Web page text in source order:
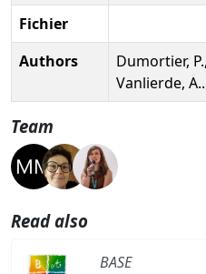
Fichier
Authors
Dumortier,
Vanlierde,
Team
Read also
BASE